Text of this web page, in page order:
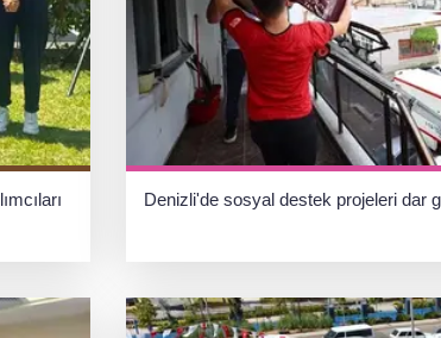
Denizli'de sosyal destek projeleri dar